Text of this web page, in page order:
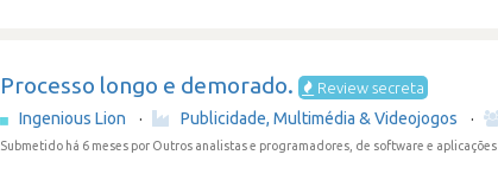
Processo longo e demorado. Review secreta
Ingenious Lion · Publicidade, Multimédia & Videojogos ·
Submetido há 6 meses por Outros analistas e programadores, de software e aplicações